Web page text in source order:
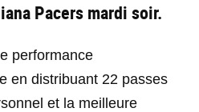
Pacers mardi soir.
performance
en distribuant 22 passes
et la meilleure